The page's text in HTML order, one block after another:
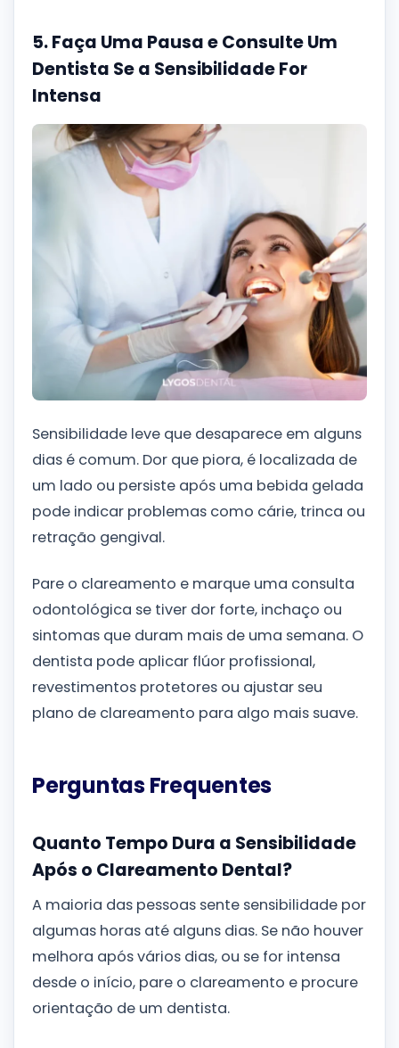
5. Faça Uma Pausa e Consulte Um
Dentista Se a Sensibilidade For
Intensa
Sensibilidade leve que desaparece em alguns
dias é comum. Dor que piora, é localizada de
um lado ou persiste após uma bebida gelada
pode indicar problemas como cárie, trinca ou
retração gengival.
Pare o clareamento e marque uma consulta
odontológica se tiver dor forte, inchaço ou
sintomas que duram mais de uma semana. O
dentista pode aplicar flúor profissional,
revestimentos protetores ou ajustar seu
plano de clareamento para algo mais suave.
Perguntas Frequentes
Quanto Tempo Dura a Sensibilidade
Após o Clareamento Dental?
A maioria das pessoas sente sensibilidade por
algumas horas até alguns dias. Se não houver
melhora após vários dias, ou se for intensa
desde o início, pare o clareamento e procure
orientação de um dentista.